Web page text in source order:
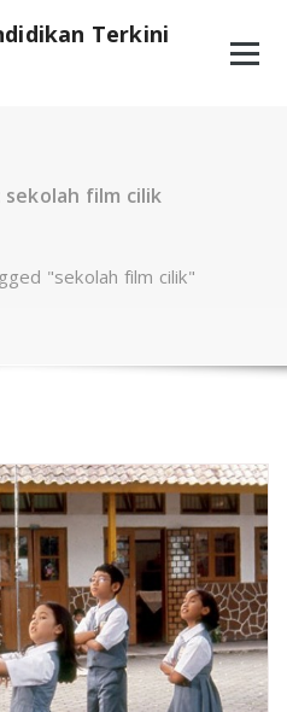
sekolah film cilik
"sekolah film cilik"